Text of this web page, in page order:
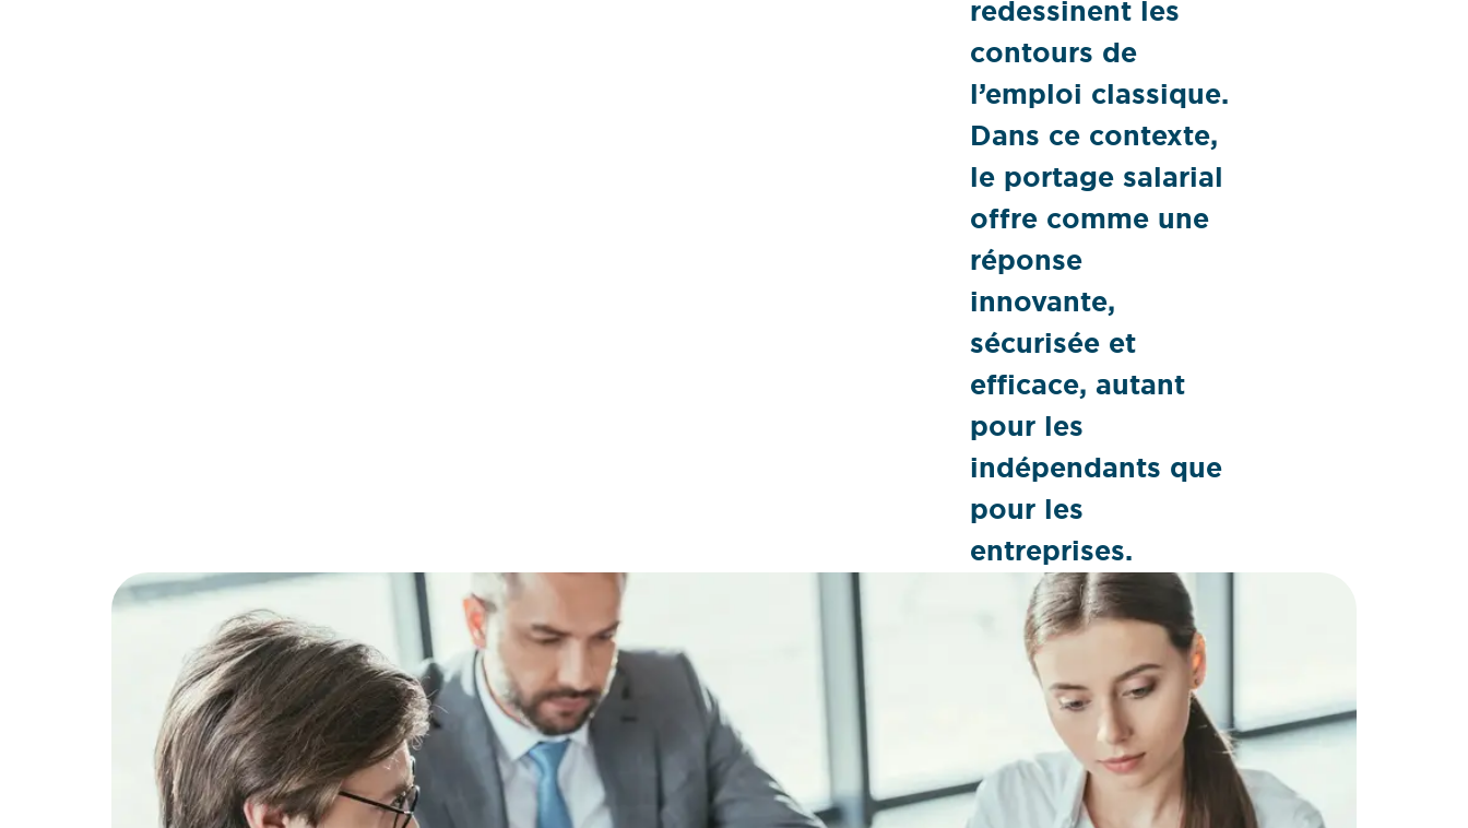
redessinent les
contours de
l’emploi classique.
Dans ce contexte,
le portage salarial
offre comme une
réponse
innovante,
sécurisée et
efficace, autant
pour les
indépendants que
pour les
entreprises.